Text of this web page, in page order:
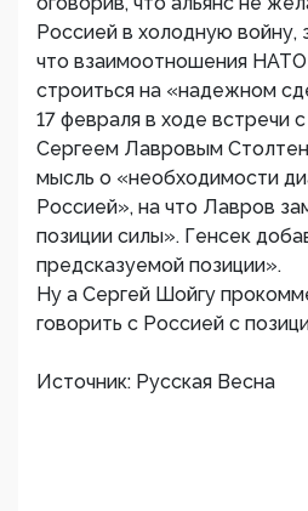
Россией в холодную войну,
что взаимоотношения
строиться на «надежном
17 февраля в ходе встречи
Сергеем Лавровым
мысль о «необходимости
Россией», на что Лавров
позиции силы». Генсек
предсказуемой позиции».
Ну а Сергей Шойгу
говорить с Россией с
Источник: Русская Весна